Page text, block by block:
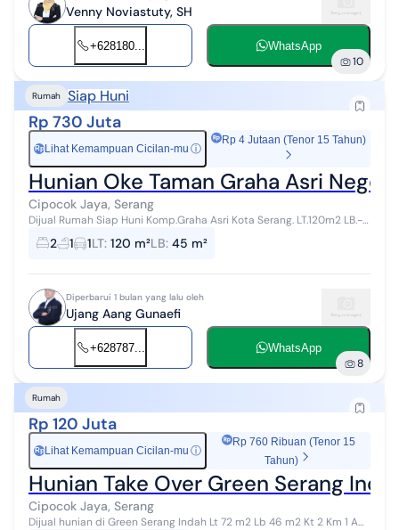
Venny Noviastuty, SH
+628180... WhatsApp
10
Rumah Siap Huni
Rp 730 Juta
Rp Lihat Kemampuan Cicilan-mu ⓘ
Rp 4 Jutaan (Tenor 15 Tahun)
Hunian Oke Taman Graha Asri Nego
Cipocok Jaya, Serang
Dijual Rumah Siap Huni Komp.Graha Asri Kota Serang. LT.120m2 LB.-
+45m2 Surat SHM Electronik Kmr Tidur 2 Kmr Mandi 1 Ruang Tamu
Ruang Keluarga Ruan...
2 1 1LT: 120 m²LB: 45 m²
Diperbarui 1 bulan yang lalu oleh
Ujang Aang Gunaefi
+628787... WhatsApp
8
Rumah
Rp 120 Juta
Rp Lihat Kemampuan Cicilan-mu ⓘ
Rp 760 Ribuan (Tenor 15
Tahun)
Hunian Take Over Green Serang
Cipocok Jaya, Serang
Dijual hunian di Green Serang Indah Lt 72 m2 Lb 46 m2 Kt 2 Km 1 AC